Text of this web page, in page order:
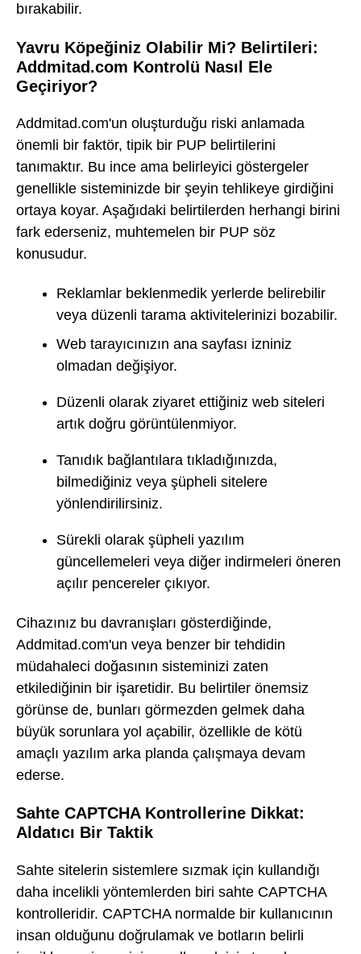
bırakabilir.
Yavru Köpeğiniz Olabilir Mi? Belirtileri:
Addmitad.com Kontrolü Nasıl Ele
Geçiriyor?
Addmitad.com'un oluşturduğu riski anlamada
önemli bir faktör, tipik bir PUP belirtilerini
tanımaktır. Bu ince ama belirleyici göstergeler
genellikle sisteminizde bir şeyin tehlikeye girdiğini
ortaya koyar. Aşağıdaki belirtilerden herhangi birini
fark ederseniz, muhtemelen bir PUP söz
konusudur.
Reklamlar beklenmedik yerlerde belirebilir
veya düzenli tarama aktivitelerinizi bozabilir.
Web tarayıcınızın ana sayfası izniniz
olmadan değişiyor.
Düzenli olarak ziyaret ettiğiniz web siteleri
artık doğru görüntülenmiyor.
Tanıdık bağlantılara tıkladığınızda,
bilmediğiniz veya şüpheli sitelere
yönlendirilirsiniz.
Sürekli olarak şüpheli yazılım
güncellemeleri veya diğer indirmeleri öneren
açılır pencereler çıkıyor.
Cihazınız bu davranışları gösterdiğinde,
Addmitad.com'un veya benzer bir tehdidin
müdahaleci doğasının sisteminizi zaten
etkilediğinin bir işaretidir. Bu belirtiler önemsiz
görünse de, bunları görmezden gelmek daha
büyük sorunlara yol açabilir, özellikle de kötü
amaçlı yazılım arka planda çalışmaya devam
ederse.
Sahte CAPTCHA Kontrollerine Dikkat:
Aldatıcı Bir Taktik
Sahte sitelerin sistemlere sızmak için kullandığı
daha incelikli yöntemlerden biri sahte CAPTCHA
kontrolleridir. CAPTCHA normalde bir kullanıcının
insan olduğunu doğrulamak ve botların belirli